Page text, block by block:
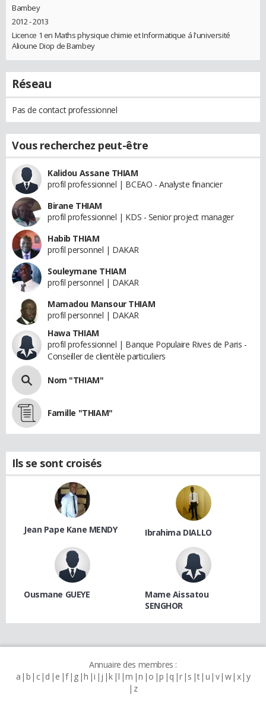
Bambey
2012 - 2013
Licence 1 en Maths physique chimie et Informatique á l'université
Alioune Diop de Bambey
Réseau
Pas de contact professionnel
Vous recherchez peut-être
Kalidou Assane THIAM
profil professionnel | BCEAO - Analyste financier
Birane THIAM
profil professionnel | KDS - Senior project manager
Habib THIAM
profil personnel | DAKAR
Souleymane THIAM
profil personnel | DAKAR
Mamadou Mansour THIAM
profil personnel | DAKAR
Hawa THIAM
profil professionnel | Banque Populaire Rives de Paris -
Conseiller de clientèle particuliers
Nom "THIAM"
Famille "THIAM"
Ils se sont croisés
Jean Pape Kane MENDY Ibrahima DIALLO
Ousmane GUEYE
Mame Aissatou
SENGHOR
Annuaire des membres :
a b c d e f g h i j k l m n o p q r s t u v w x y
z